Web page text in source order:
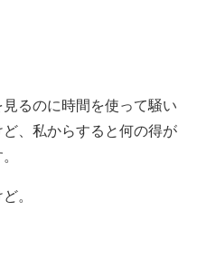
るのに時間を使って騒い
、私からすると何の得が
。